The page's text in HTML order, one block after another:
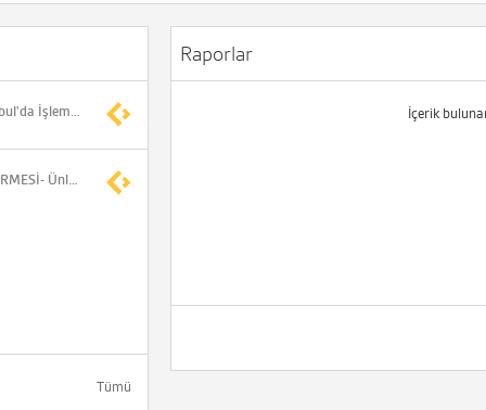
TABLO- Borsa İstanbul'da İşlem Gören Şirketlerin Genel Kurul Tarihleri
HİSSE DEĞERLENDİRMESİ- Ünlü & Co, TRENJ'i model portföyüne ekledi
Tümü
Raporlar
İçerik